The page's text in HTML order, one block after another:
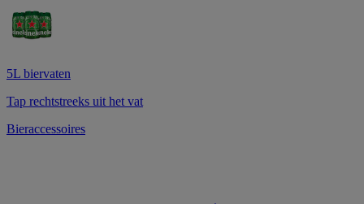
5L biervaten
Tap rechtstreeks uit het vat
Bieraccessoires